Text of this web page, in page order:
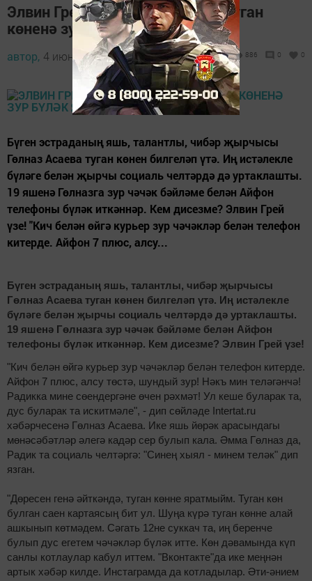
Элвин Грей Гөлназ Асаеваның туган
көненә зур бүләк ясаган! (фото)
автор, 4 июнь 2017 - 10:07 886 0 0
Бүген эстраданың яшь, талантлы, чибәр җырчысы
Гөлназ Асаева туган көнен билгеләп үтә. Иң истәлекле
бүләге белән җырчы социаль челтәрдә дә уртаклашты.
19 яшенә Гөлназга зур чәчәк бәйләме белән Айфон
телефоны бүләк иткәннәр. Кем дисезме? Элвин Грей
үзе! "Кич белән өйгә курьер зур чәчәкләр белән телефон
китерде. Айфон 7 плюс, алсу...
Бүген эстраданың яшь, талантлы, чибәр җырчысы
Гөлназ Асаева туган көнен билгеләп үтә. Иң истәлекле
бүләге белән җырчы социаль челтәрдә дә уртаклашты.
19 яшенә Гөлназга зур чәчәк бәйләме белән Айфон
телефоны бүләк иткәннәр. Кем дисезме? Элвин Грей үзе!
"Кич белән өйгә курьер зур чәчәкләр белән телефон китерде.
Айфон 7 плюс, алсу төстә, шундый зур! Нәкъ мин теләгәнчә!
Радикка мине сөендергәне өчен рәхмәт! Ул кеше буларак та,
дус буларак та искитмәле", - дип сөйләде Intertat.ru
хәбәрчесенә Гөлназ Асаева. Ике яшь йөрәк арасындагы
мөнәсәбәтләр әлегә кадәр сер булып кала. Әмма Гөлназ да,
Радик та социаль челтәргә: "Синең хыял - минем теләк" дип
язган.
"Дөресен генә әйткәндә, туган көнне яратмыйм. Туган көн
булган саен картаясың бит ул. Шуңа күрә туган көнне алай
ашкынып көтмәдем. Сәгать 12не суккач та, иң беренче
булып дус егетем чәчәкләр бүләк итте. Көн дәвамында күп
санлы котлаулар кабул иттем. "Вконтакте"да ике меңнән
артык хәбәр килде. Инстаграмда да котладылар. Әти-әнием